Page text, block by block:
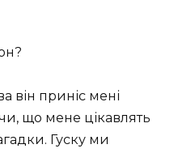
він приніс мені
що мене цікавлять
Гуску ми